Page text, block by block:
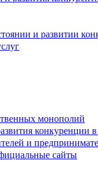
и развитии
монополий
конкуренции
и
сайты